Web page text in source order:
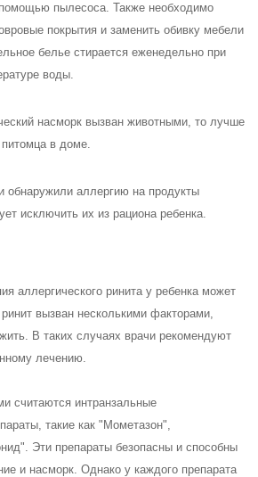
пылесоса. Также необходимо
покрытия и заменить обивку мебели
белье стирается еженедельно при
воды.
насморк вызван животными, то лучше
питомца в доме.
обнаружили аллергию на продукты
исключить их из рациона ребенка.
аллергического ринита у ребенка может
вызван несколькими факторами,
В таких случаях врачи рекомендуют
лечению.
считаются интранзальные
такие как "Мометазон",
Эти препараты безопасны и способны
и насморк. Однако у каждого препарата